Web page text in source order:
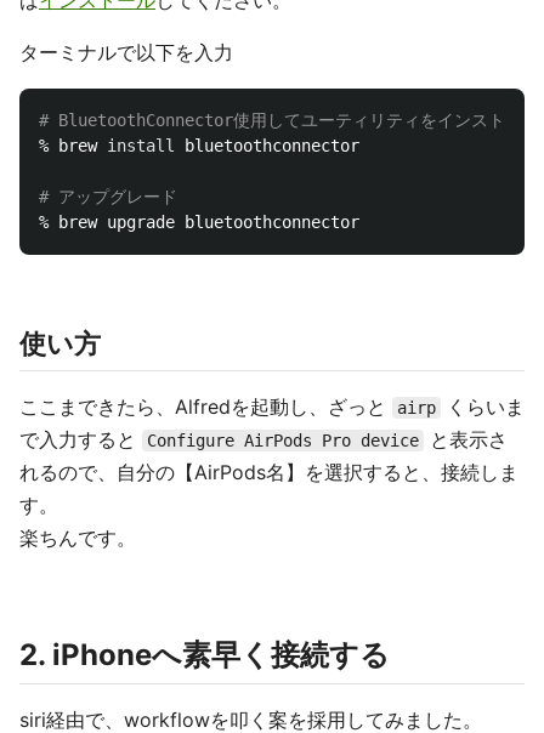
ターミナルで以下を入力
# BluetoothConnector使用してユーティリティをインストール
% brew install bluetoothconnector
# アップグレード
使い方
ここまできたら、Alfredを起動し、ざっと airp
くらいま
で入力すると
Configure AirPods Pro device
と表示さ
れるので、自分の【AirPods名】を選択すると、接続しま
す。
楽ちんです。
2. iPhoneへ素早く接続する
siri経由で、workflowを叩く案を採用してみました。